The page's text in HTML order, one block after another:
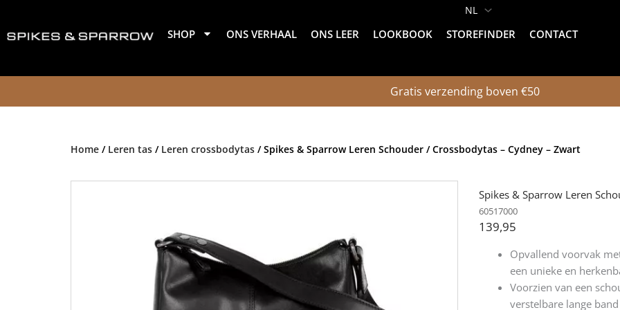
de
SHOP ONS VERHAAL ONS LEER LOOKBOOK STOREFINDER CONTACT
Gratis verzending boven €50
Home / Leren tas / Leren crossbodytas / Spikes & Sparrow Leren Schouder / Crossbodytas – Cydney – Zwart
Spikes & Sparrow Leren
60517000
139,95
Opvallend voorvak
een unieke en
Voorzien van een
verstelbare lange